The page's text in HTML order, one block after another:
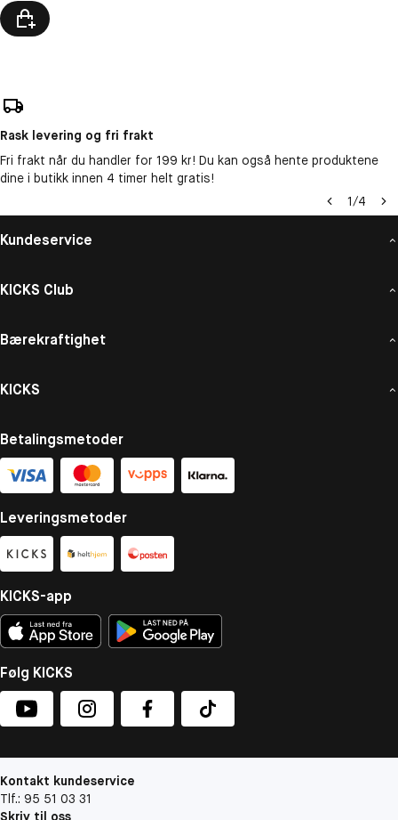
Rask levering og fri frakt
Fri frakt når du handler for 199 kr! Du kan også hente produktene
dine i butikk innen 4 timer helt gratis!
1/4
Kundeservice
KICKS Club
Bærekraftighet
KICKS
Betalingsmetoder
Leveringsmetoder
KICKS-app
Følg KICKS
Kontakt kundeservice
Tlf.: 95 51 03 31
Skriv til oss